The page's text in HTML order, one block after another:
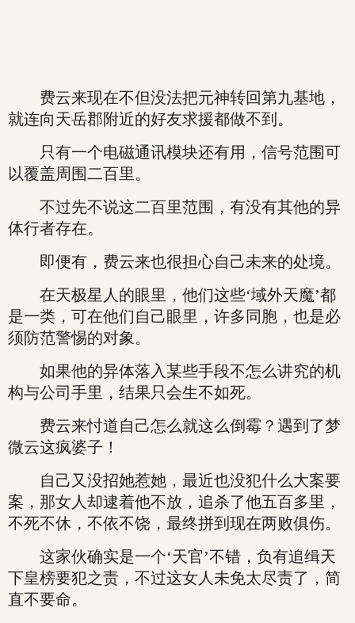
费云来现在不但没法把元神转回第九基地，
就连向天岳郡附近的好友求援都做不到。
只有一个电磁通讯模块还有用，信号范围可
以覆盖周围二百里。
不过先不说这二百里范围，有没有其他的异
体行者存在。
即便有，费云来也很担心自己未来的处境。
在天极星人的眼里，他们这些‘域外天魔’都
是一类，可在他们自己眼里，许多同胞，也是必
须防范警惕的对象。
如果他的异体落入某些手段不怎么讲究的机
构与公司手里，结果只会生不如死。
费云来忖道自己怎么就这么倒霉？遇到了梦
微云这疯婆子！
自己又没招她惹她，最近也没犯什么大案要
案，那女人却逮着他不放，追杀了他五百多里，
不死不休，不依不饶，最终拼到现在两败俱伤。
这家伙确实是一个‘天官’不错，负有追缉天
下皇榜要犯之责，不过这女人未免太尽责了，简
直不要命。